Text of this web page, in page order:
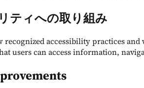
ティへの取り組み
recognized accessibility practices
users can access information,